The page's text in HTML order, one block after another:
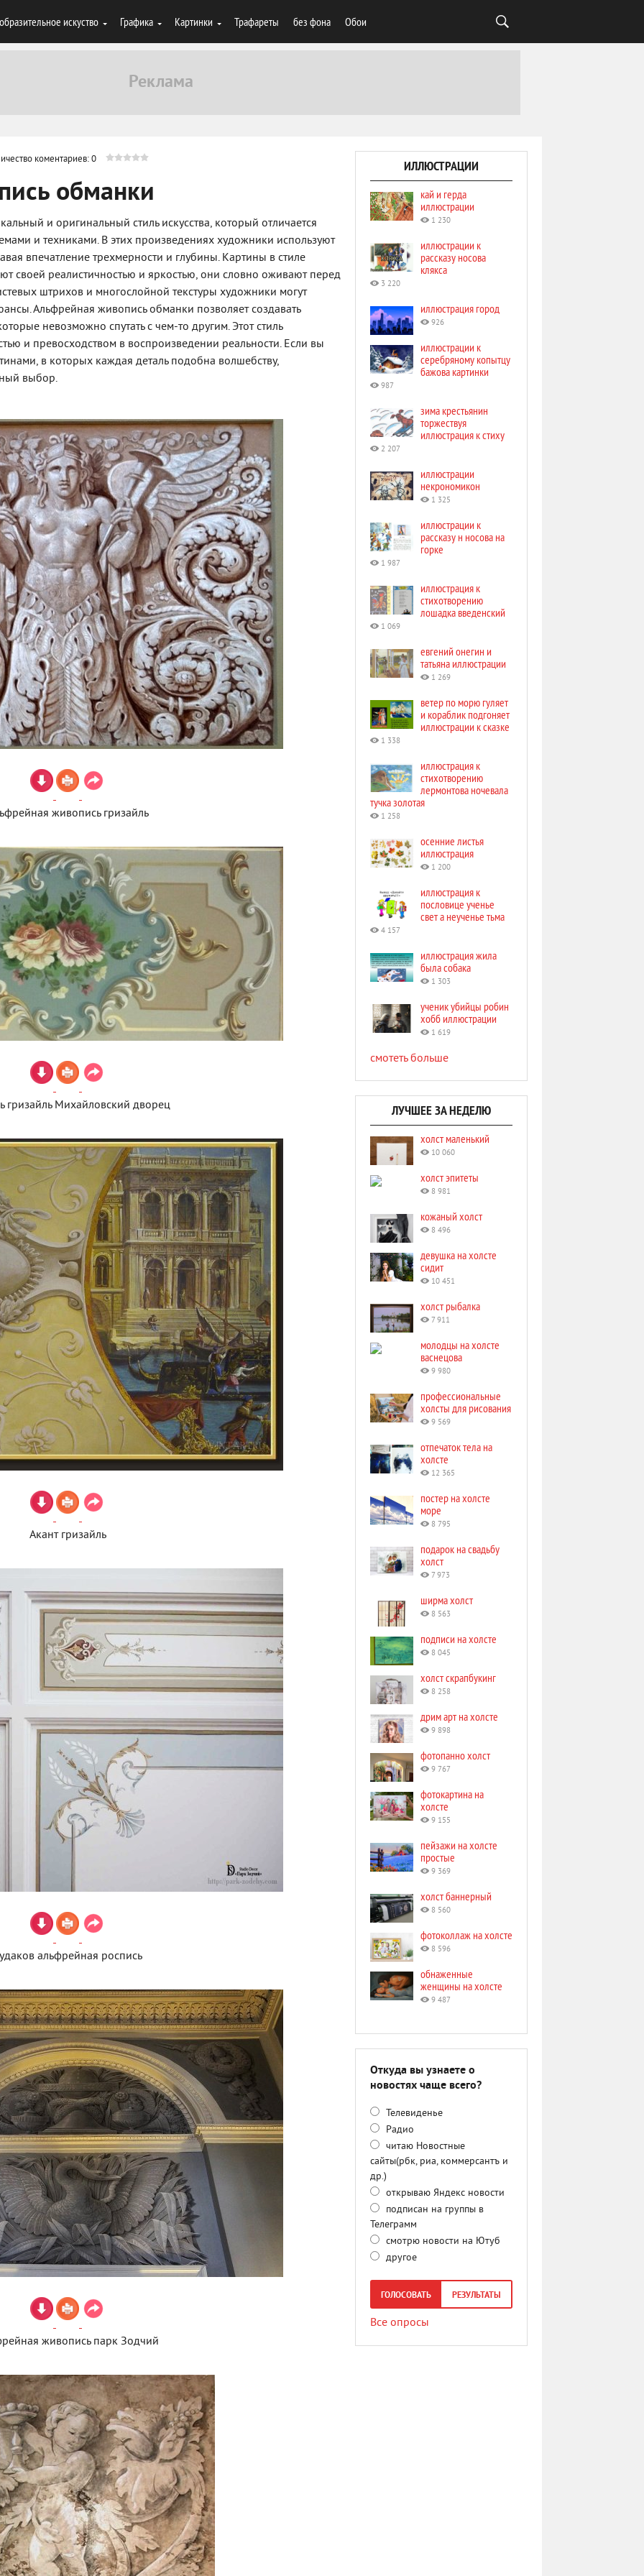
искуство Графика Картинки Трафареты без фона Обои
коментариев: 0
обманки
и оригинальный стиль искусства, который отличается
и техниками. В этих произведениях художники используют
впечатление трехмерности и глубины. Картины в стиле
своей реалистичностью и яркостью, они словно оживают перед
штрихов и многослойной текстуры художники могут
Альфрейная живопись обманки позволяет создавать
невозможно спутать с чем-то другим. Этот стиль
и превосходством в воспроизведении реальности. Если вы
в которых каждая деталь подобна волшебству,
выбор.
живопись гризайль
гризайль Михайловский дворец
Акант гризайль
альфрейная роспись
живопись парк Зодчий
ИЛЛЮСТРАЦИИ
кай и герда
иллюстрации
1 230
иллюстрации к
рассказу носова
клякса
3 220
иллюстрация город
926
иллюстрации к
серебряному копытцу
бажова картинки
987
зима крестьянин
торжествуя
иллюстрация к стиху
2 207
иллюстрации
некрономикон
1 325
иллюстрации к
рассказу н носова на
горке
1 987
иллюстрация к
стихотворению
лошадка введенский
1 069
евгений онегин и
татьяна иллюстрации
1 269
ветер по морю гуляет
и кораблик подгоняет
иллюстрации к сказке
1 338
иллюстрация к
стихотворению
лермонтова ночевала
тучка золотая
1 258
осенние листья
иллюстрация
1 200
иллюстрация к
пословице ученье
свет а неученье тьма
4 157
иллюстрация жила
была собака
1 303
ученик убийцы робин
хобб иллюстрации
1 619
смотеть больше
ЛУЧШЕЕ ЗА НЕДЕЛЮ
холст маленький
10 060
холст эпитеты
8 981
кожаный холст
8 496
девушка на холсте
сидит
10 451
холст рыбалка
7 911
молодцы на холсте
васнецова
9 980
профессиональные
холсты для рисования
9 569
отпечаток тела на
холсте
12 365
постер на холсте
море
8 795
подарок на свадьбу
холст
7 973
ширма холст
8 563
подписи на холсте
8 045
холст скрапбукинг
8 258
дрим арт на холсте
9 898
фотопанно холст
9 767
фотокартина на
холсте
9 155
пейзажи на холсте
простые
9 369
холст баннерный
8 560
фотоколлаж на холсте
8 596
обнаженные
женщины на холсте
9 487
Откуда вы узнаете о
новостях чаще всего?
Телевиденье
Радио
читаю Новостные
сайты(рбк, риа, коммерсантъ и
др.)
открываю Яндекс новости
подписан на группы в
Телеграмм
смотрю новости на Ютуб
другое
ГОЛОСОВАТЬ РЕЗУЛЬТАТЫ
Все опросы